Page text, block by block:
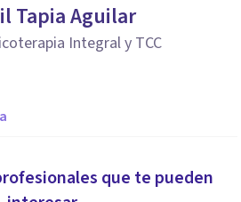
Tapia Aguilar
Integral y TCC
que te pueden